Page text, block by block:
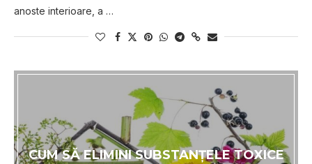
anoste interioare, a …
CUM SĂ ELIMINI SUBSTANŢELE TOXICE